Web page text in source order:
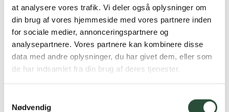
at analysere vores trafik. Vi deler også oplysninger om
din brug af vores hjemmeside med vores partnere inden
for sociale medier, annonceringspartnere og
analysepartnere. Vores partnere kan kombinere disse
data med andre oplysninger, du har givet dem, eller som
de har indsamlet fra din brug af deres tjenester.
Nødvendig
cremer, vitaminer og andre spændende
produkter – altid til fast lav pris.
Læs mere om Uglecare.dk her